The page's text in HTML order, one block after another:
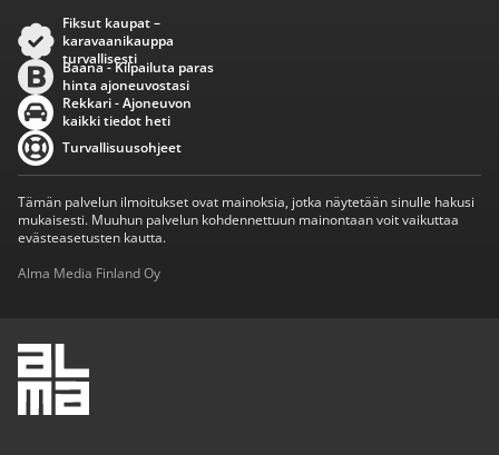
Fiksut kaupat –
karavaanikauppa
turvallisesti
Baana - Kilpailuta paras
hinta ajoneuvostasi
Rekkari - Ajoneuvon
kaikki tiedot heti
Turvallisuusohjeet
Tämän palvelun ilmoitukset ovat mainoksia, jotka näytetään sinulle hakusi
mukaisesti. Muuhun palvelun kohdennettuun mainontaan voit vaikuttaa
evästeasetusten kautta.
Alma Media Finland Oy